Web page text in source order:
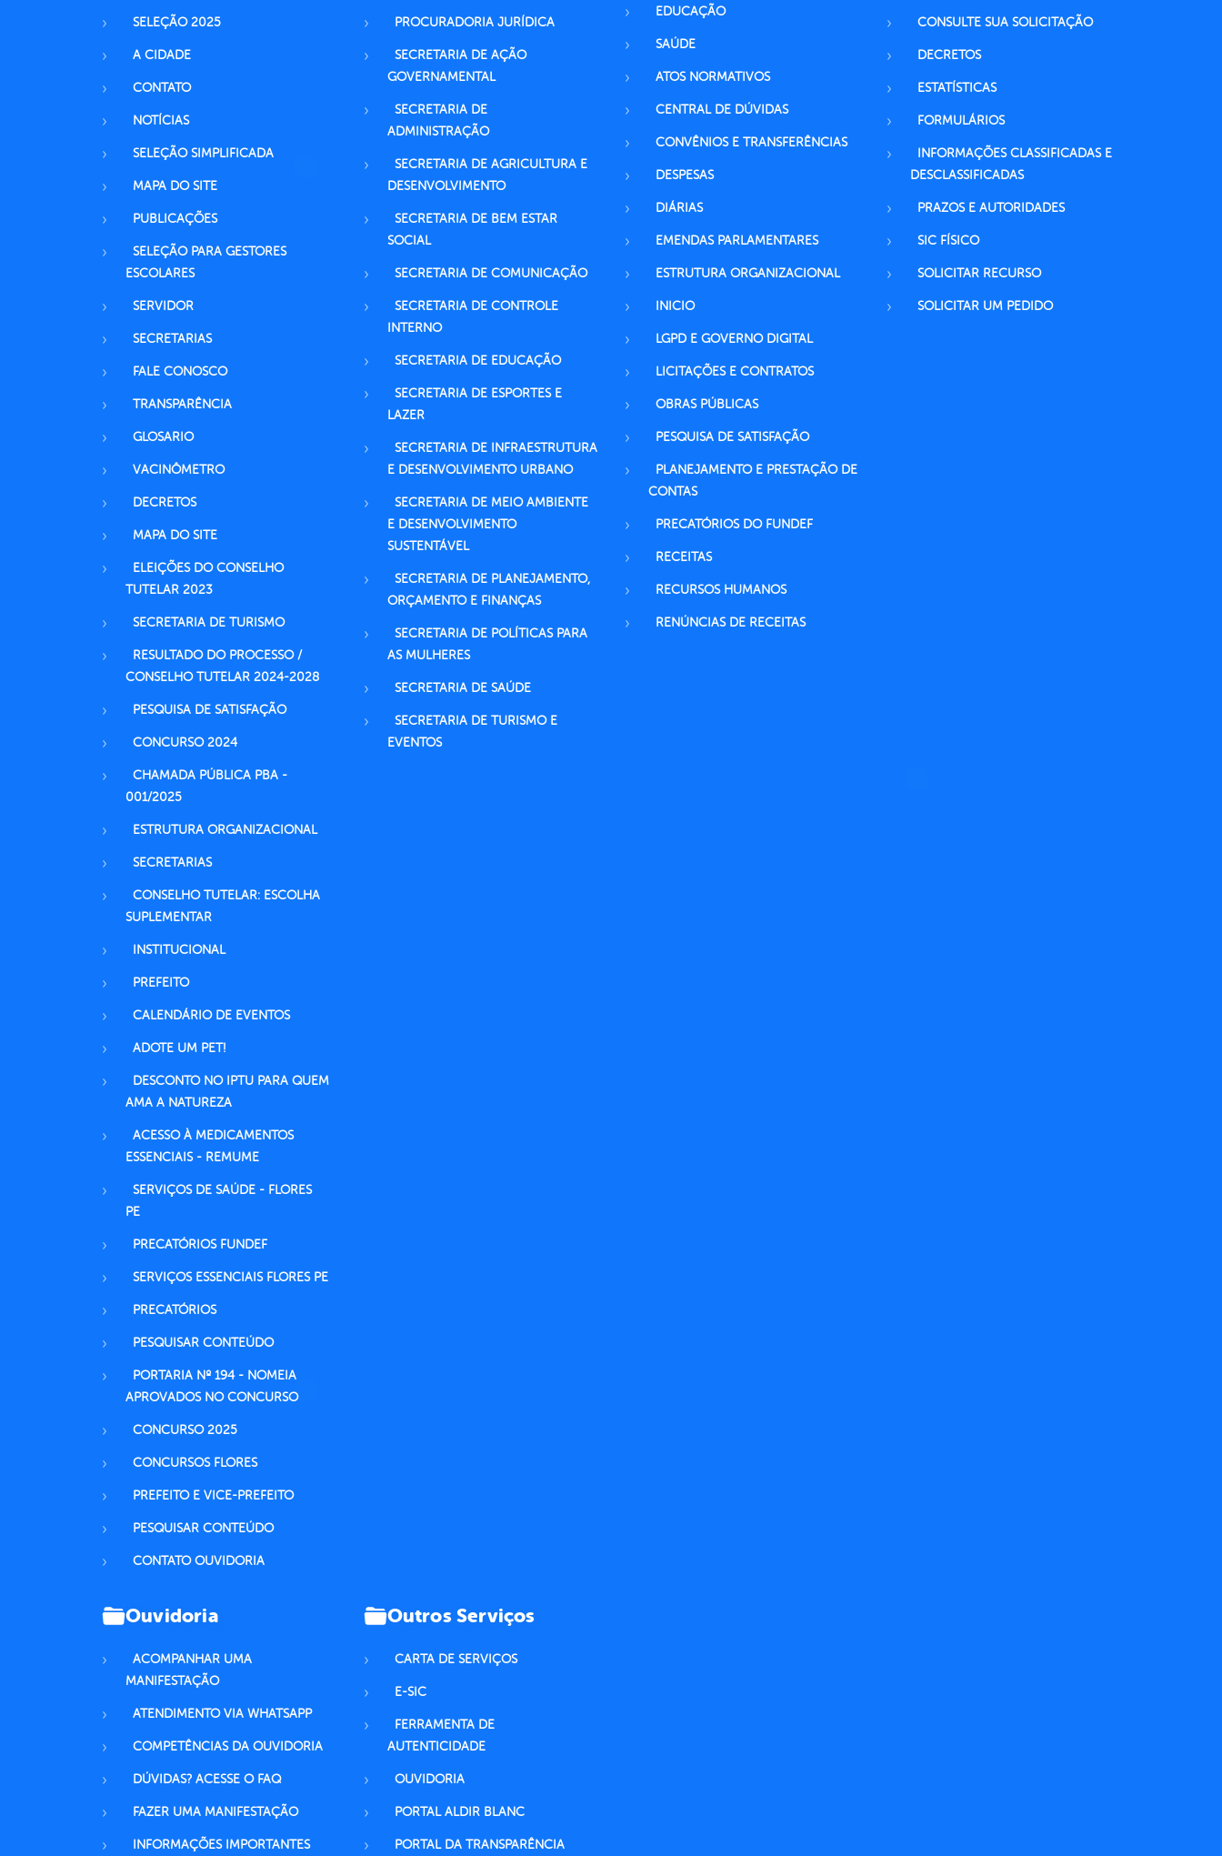
SELEÇÃO 2025
A CIDADE
CONTATO
NOTÍCIAS
SELEÇÃO SIMPLIFICADA
MAPA DO SITE
PUBLICAÇÕES
SELEÇÃO PARA GESTORES
ESCOLARES
SERVIDOR
SECRETARIAS
FALE CONOSCO
TRANSPARÊNCIA
GLOSARIO
VACINÔMETRO
DECRETOS
MAPA DO SITE
ELEIÇÕES DO CONSELHO
TUTELAR 2023
SECRETARIA DE TURISMO
RESULTADO DO PROCESSO /
CONSELHO TUTELAR 2024-2028
PESQUISA DE SATISFAÇÃO
CONCURSO 2024
CHAMADA PÚBLICA PBA -
001/2025
ESTRUTURA ORGANIZACIONAL
SECRETARIAS
CONSELHO TUTELAR: ESCOLHA
SUPLEMENTAR
INSTITUCIONAL
PREFEITO
CALENDÁRIO DE EVENTOS
ADOTE UM PET!
DESCONTO NO IPTU PARA QUEM
AMA A NATUREZA
ACESSO À MEDICAMENTOS
ESSENCIAIS - REMUME
SERVIÇOS DE SAÚDE - FLORES
PE
PRECATÓRIOS FUNDEF
SERVIÇOS ESSENCIAIS FLORES PE
PRECATÓRIOS
PESQUISAR CONTEÚDO
PORTARIA Nº 194 - NOMEIA
APROVADOS NO CONCURSO
CONCURSO 2025
CONCURSOS FLORES
PREFEITO E VICE-PREFEITO
PESQUISAR CONTEÚDO
CONTATO OUVIDORIA
PROCURADORIA JURÍDICA
SECRETARIA DE AÇÃO
GOVERNAMENTAL
SECRETARIA DE
ADMINISTRAÇÃO
SECRETARIA DE AGRICULTURA E
DESENVOLVIMENTO
SECRETARIA DE BEM ESTAR
SOCIAL
SECRETARIA DE COMUNICAÇÃO
SECRETARIA DE CONTROLE
INTERNO
SECRETARIA DE EDUCAÇÃO
SECRETARIA DE ESPORTES E
LAZER
SECRETARIA DE INFRAESTRUTURA
E DESENVOLVIMENTO URBANO
SECRETARIA DE MEIO AMBIENTE
E DESENVOLVIMENTO
SUSTENTÁVEL
SECRETARIA DE PLANEJAMENTO,
ORÇAMENTO E FINANÇAS
SECRETARIA DE POLÍTICAS PARA
AS MULHERES
SECRETARIA DE SAÚDE
SECRETARIA DE TURISMO E
EVENTOS
EDUCAÇÃO
SAÚDE
ATOS NORMATIVOS
CENTRAL DE DÚVIDAS
CONVÊNIOS E TRANSFERÊNCIAS
DESPESAS
DIÁRIAS
EMENDAS PARLAMENTARES
ESTRUTURA ORGANIZACIONAL
INICIO
LGPD E GOVERNO DIGITAL
LICITAÇÕES E CONTRATOS
OBRAS PÚBLICAS
PESQUISA DE SATISFAÇÃO
PLANEJAMENTO E PRESTAÇÃO DE
CONTAS
PRECATÓRIOS DO FUNDEF
RECEITAS
RECURSOS HUMANOS
RENÚNCIAS DE RECEITAS
CONSULTE SUA SOLICITAÇÃO
DECRETOS
ESTATÍSTICAS
FORMULÁRIOS
INFORMAÇÕES CLASSIFICADAS E
DESCLASSIFICADAS
PRAZOS E AUTORIDADES
SIC FÍSICO
SOLICITAR RECURSO
SOLICITAR UM PEDIDO
Ouvidoria
ACOMPANHAR UMA
MANIFESTAÇÃO
ATENDIMENTO VIA WHATSAPP
COMPETÊNCIAS DA OUVIDORIA
DÚVIDAS? ACESSE O FAQ
FAZER UMA MANIFESTAÇÃO
INFORMAÇÕES IMPORTANTES
Outros Serviços
CARTA DE SERVIÇOS
E-SIC
FERRAMENTA DE
AUTENTICIDADE
OUVIDORIA
PORTAL ALDIR BLANC
PORTAL DA TRANSPARÊNCIA